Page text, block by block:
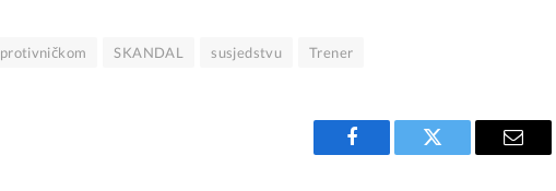
protivničkom SKANDAL susjedstvu Trener
Facebook Twitter Email